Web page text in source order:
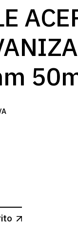
GALVANIZADO